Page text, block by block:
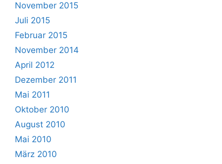
November 2015
Juli 2015
Februar 2015
November 2014
April 2012
Dezember 2011
Mai 2011
Oktober 2010
August 2010
Mai 2010
März 2010